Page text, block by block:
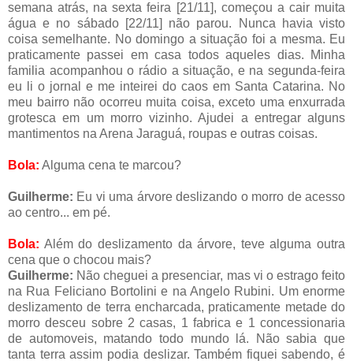
semana atrás, na sexta feira [21/11], começou a cair muita
água e no sábado [22/11] não parou. Nunca havia visto
coisa semelhante. No domingo a situação foi a mesma. Eu
praticamente passei em casa todos aqueles dias. Minha
familia acompanhou o rádio a situação, e na segunda-feira
eu li o jornal e me inteirei do caos em Santa Catarina. No
meu bairro não ocorreu muita coisa, exceto uma enxurrada
grotesca em um morro vizinho. Ajudei a entregar alguns
mantimentos na Arena Jaraguá, roupas e outras coisas.
Bola: Alguma cena te marcou?
Guilherme: Eu vi uma árvore deslizando o morro de acesso
ao centro... em pé.
Bola: Além do deslizamento da árvore, teve alguma outra
cena que o chocou mais?
Guilherme: Não cheguei a presenciar, mas vi o estrago feito
na Rua Feliciano Bortolini e na Angelo Rubini. Um enorme
deslizamento de terra encharcada, praticamente metade do
morro desceu sobre 2 casas, 1 fabrica e 1 concessionaria
de automoveis, matando todo mundo lá. Não sabia que
tanta terra assim podia deslizar. Também fiquei sabendo, é